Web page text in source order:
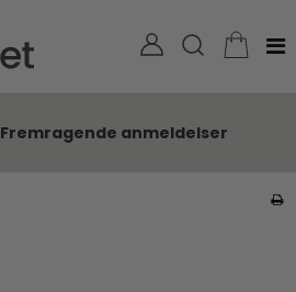
Fremragende anmeldelser